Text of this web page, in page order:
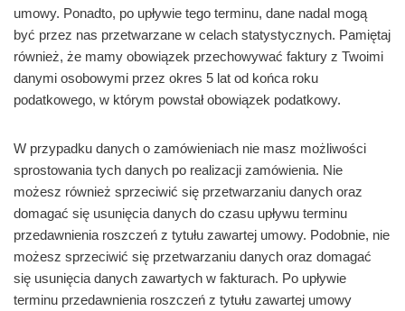
umowy. Ponadto, po upływie tego terminu, dane nadal mogą
być przez nas przetwarzane w celach statystycznych. Pamiętaj
również, że mamy obowiązek przechowywać faktury z Twoimi
danymi osobowymi przez okres 5 lat od końca roku
podatkowego, w którym powstał obowiązek podatkowy.
W przypadku danych o zamówieniach nie masz możliwości
sprostowania tych danych po realizacji zamówienia. Nie
możesz również sprzeciwić się przetwarzaniu danych oraz
domagać się usunięcia danych do czasu upływu terminu
przedawnienia roszczeń z tytułu zawartej umowy. Podobnie, nie
możesz sprzeciwić się przetwarzaniu danych oraz domagać
się usunięcia danych zawartych w fakturach. Po upływie
terminu przedawnienia roszczeń z tytułu zawartej umowy